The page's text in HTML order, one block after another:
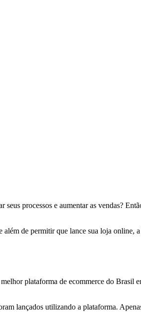
processos e aumentar as vendas?
de permitir que lance sua loja online,
plataforma de ecommerce do Brasil
lançados utilizando a plataforma.